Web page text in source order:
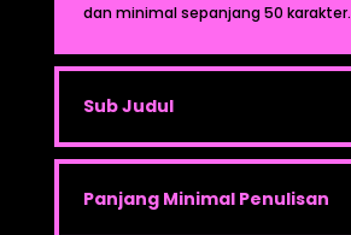
dan minimal sepanjang 50 karakter.
Sub Judul
Panjang Minimal Penulisan